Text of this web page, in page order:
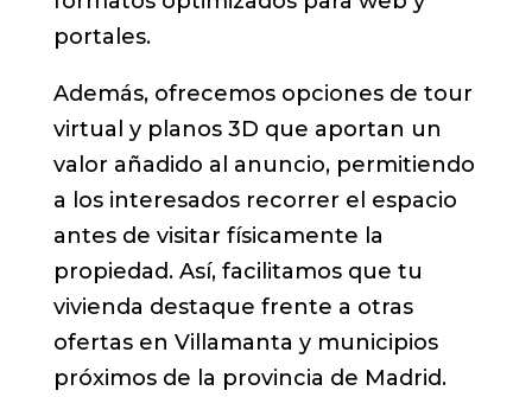
portales.
Además, ofrecemos opciones de tour
virtual y planos 3D que aportan un
valor añadido al anuncio, permitiendo
a los interesados recorrer el espacio
antes de visitar físicamente la
propiedad. Así, facilitamos que tu
vivienda destaque frente a otras
ofertas en Villamanta y municipios
próximos de la provincia de Madrid.